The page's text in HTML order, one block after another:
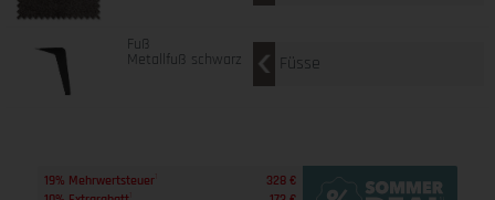
Fuß
Metallfuß schwarz Füsse
19% Mehrwertsteuer
328 €